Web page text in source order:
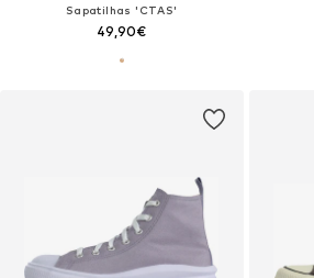
Sapatilhas 'CTAS'
49,90€